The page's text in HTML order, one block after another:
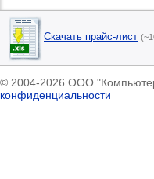
Скачать прайс-лист
© 2004-2026 ООО
конфиденциальности